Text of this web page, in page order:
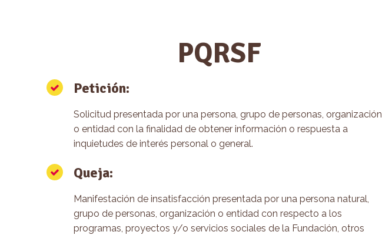
PQRSF
Petición:
Solicitud presentada por una persona, grupo de personas, organización
o entidad con la finalidad de obtener información o respuesta a
inquietudes de interés personal o general.
Queja:
Manifestación de insatisfacción presentada por una persona natural,
grupo de personas, organización o entidad con respecto a los
programas, proyectos y/o servicios sociales de la Fundación, otros